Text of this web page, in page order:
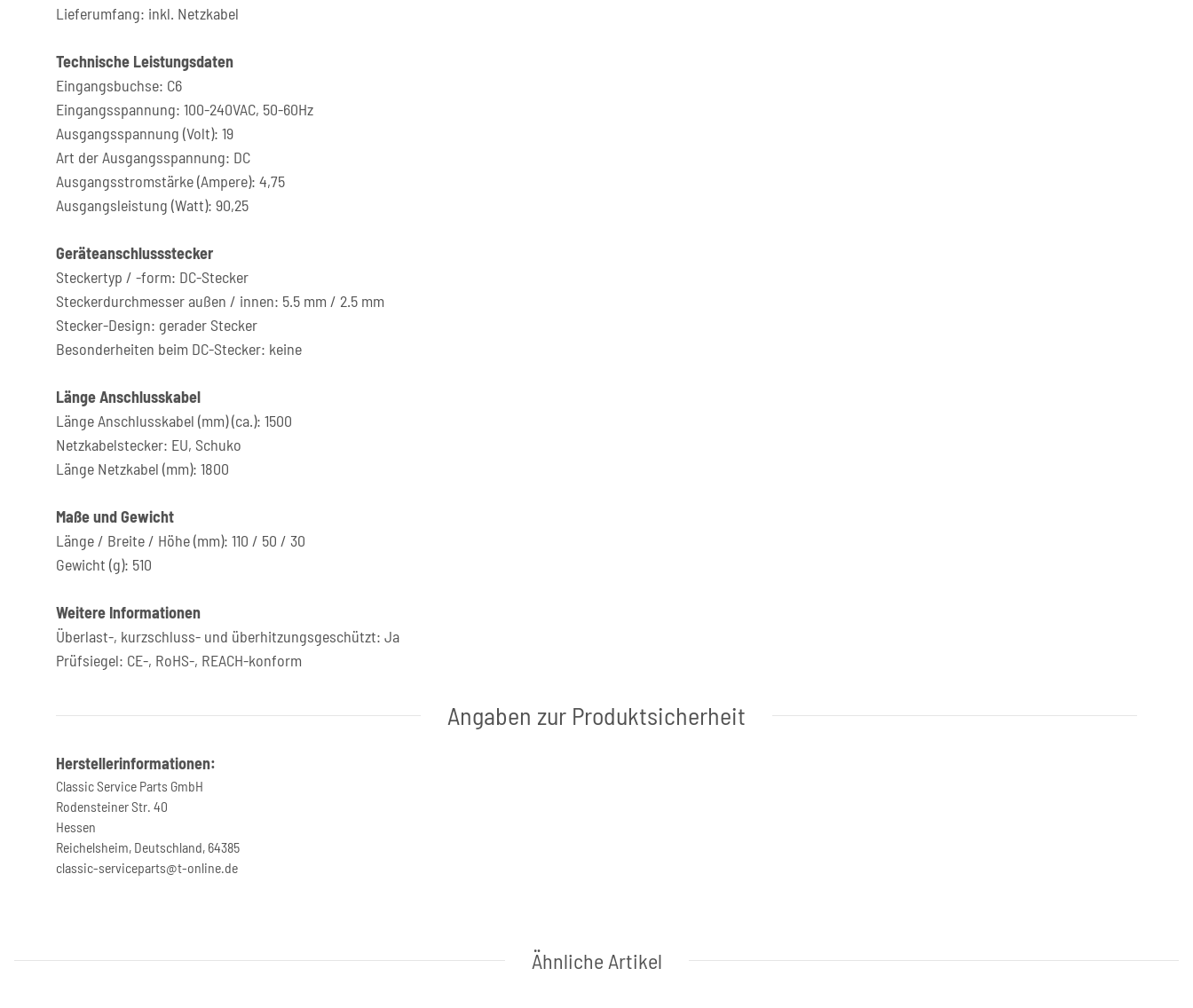
Lieferumfang: inkl. Netzkabel
Technische Leistungsdaten
Eingangsbuchse: C6
Eingangsspannung: 100-240VAC, 50-60Hz
Ausgangsspannung (Volt): 19
Art der Ausgangsspannung: DC
Ausgangsstromstärke (Ampere): 4,75
Ausgangsleistung (Watt): 90,25
Geräteanschlussstecker
Steckertyp / -form: DC-Stecker
Steckerdurchmesser außen / innen: 5.5 mm / 2.5 mm
Stecker-Design: gerader Stecker
Besonderheiten beim DC-Stecker: keine
Länge Anschlusskabel
Länge Anschlusskabel (mm) (ca.): 1500
Netzkabelstecker: EU, Schuko
Länge Netzkabel (mm): 1800
Maße und Gewicht
Länge / Breite / Höhe (mm): 110 / 50 / 30
Gewicht (g): 510
Weitere Informationen
Überlast-, kurzschluss- und überhitzungsgeschützt: Ja
Prüfsiegel: CE-, RoHS-, REACH-konform
Angaben zur Produktsicherheit
Herstellerinformationen:
Classic Service Parts GmbH
Rodensteiner Str. 40
Hessen
Reichelsheim, Deutschland, 64385
classic-serviceparts@t-online.de
Ähnliche Artikel